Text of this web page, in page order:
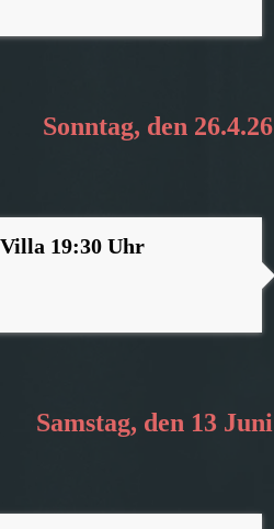
Sonntag, den 26.4.26
19:30 Uhr
Samstag, den 13 Juni